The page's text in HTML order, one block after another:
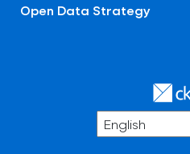
Open Data Strategy